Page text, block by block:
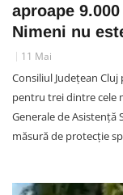
aproape
Nimeni nu
11 Mai
Consiliul Județean
pentru trei dintre cele
Generale de Asistență
măsură de protecție